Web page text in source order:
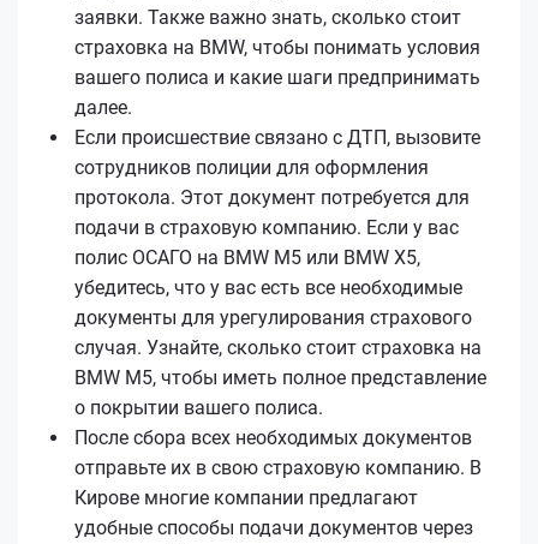
заявки. Также важно знать, сколько стоит
страховка на BMW, чтобы понимать условия
вашего полиса и какие шаги предпринимать
далее.
Если происшествие связано с ДТП, вызовите
сотрудников полиции для оформления
протокола. Этот документ потребуется для
подачи в страховую компанию. Если у вас
полис ОСАГО на BMW M5 или BMW X5,
убедитесь, что у вас есть все необходимые
документы для урегулирования страхового
случая. Узнайте, сколько стоит страховка на
BMW M5, чтобы иметь полное представление
о покрытии вашего полиса.
После сбора всех необходимых документов
отправьте их в свою страховую компанию. В
Кирове многие компании предлагают
удобные способы подачи документов через